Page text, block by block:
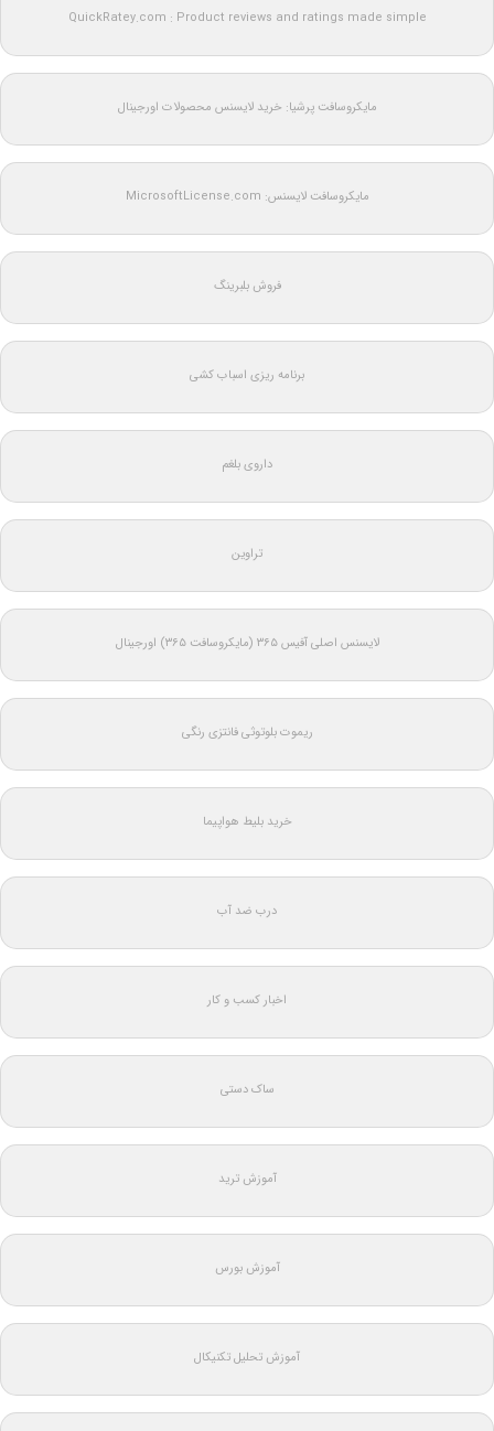
QuickRatey.com : Product reviews and ratings made simple
مایکروسافت پرشیا: خرید لایسنس محصولات اورجینال
مایکروسافت لایسنس: MicrosoftLicense.com
فروش بلبرینگ
برنامه ریزی اسباب کشی
داروی بلغم
تراوین
لایسنس اصلی آفیس ۳۶۵ (مایکروسافت ۳۶۵) اورجینال
ریموت بلوتوثی فانتزی رنگی
خرید بلیط هواپیما
درب ضد آب
اخبار کسب و کار
ساک دستی
آموزش ترید
آموزش بورس
آموزش تحلیل تکنیکال